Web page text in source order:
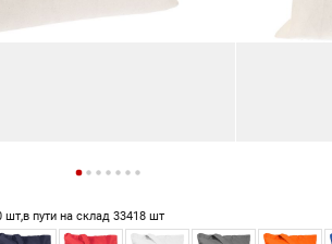
шт,в пути на склад 33418 шт